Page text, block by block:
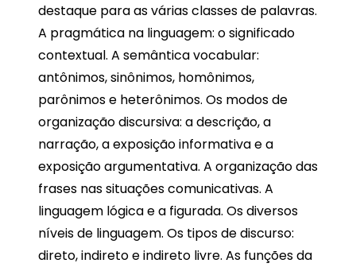
destaque para as várias classes de palavras.
A pragmática na linguagem: o significado
contextual. A semântica vocabular:
antônimos, sinônimos, homônimos,
parônimos e heterônimos. Os modos de
organização discursiva: a descrição, a
narração, a exposição informativa e a
exposição argumentativa. A organização das
frases nas situações comunicativas. A
linguagem lógica e a figurada. Os diversos
níveis de linguagem. Os tipos de discurso:
direto, indireto e indireto livre. As funções da